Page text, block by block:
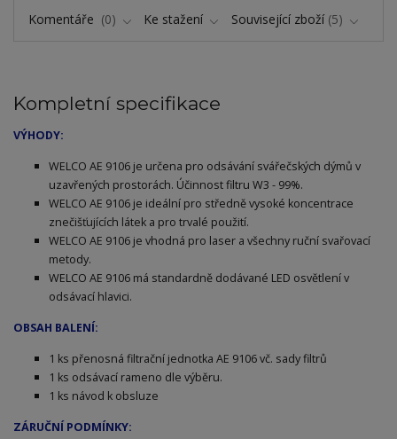
Komentáře
0 Ke stažení Související zboží 5
Kompletní specifikace
VÝHODY:
WELCO AE 9106 je určena pro odsávání svářečských dýmů v
uzavřených prostorách. Účinnost filtru W3 - 99%.
WELCO AE 9106 je ideální pro středně vysoké koncentrace
znečišťujících látek a pro trvalé použití.
WELCO AE 9106 je vhodná pro laser a všechny ruční svařovací
metody.
WELCO AE 9106 má standardně dodávané LED osvětlení v
odsávací hlavici.
OBSAH BALENÍ:
1 ks přenosná filtrační jednotka AE 9106 vč. sady filtrů
1 ks odsávací rameno dle výběru.
1 ks návod k obsluze
ZÁRUČNÍ PODMÍNKY: